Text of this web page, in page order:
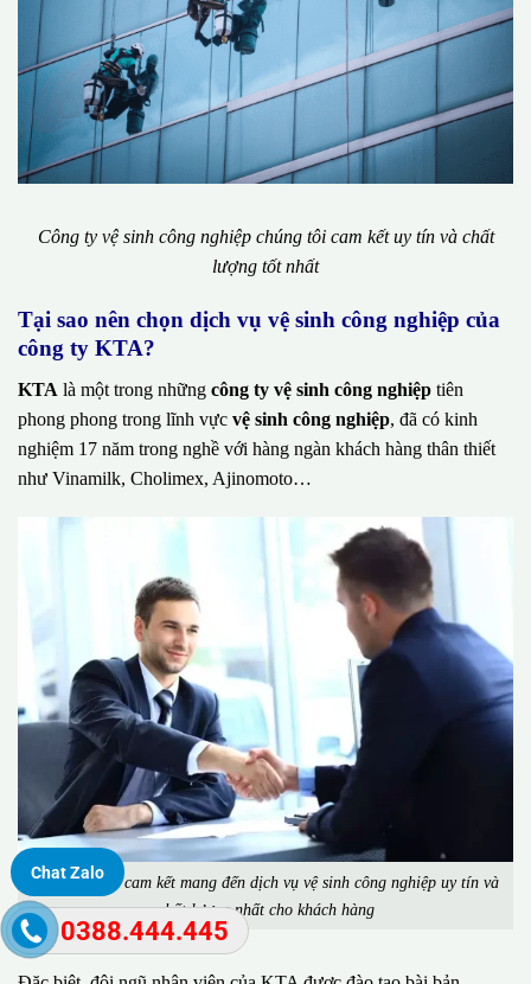
Công ty vệ sinh công nghiệp chúng tôi cam kết uy tín và chất
lượng tốt nhất
Tại sao nên chọn dịch vụ vệ sinh công nghiệp của
công ty KTA?
KTA là một trong những công ty vệ sinh công nghiệp tiên
phong phong trong lĩnh vực vệ sinh công nghiệp, đã có kinh
nghiệm 17 năm trong nghề với hàng ngàn khách hàng thân thiết
như Vinamilk, Cholimex, Ajinomoto…
Công ty KTA cam kết mang đến dịch vụ vệ sinh công nghiệp uy tín và
chất lượng nhất cho khách hàng
Chat Zalo
0388.444.445